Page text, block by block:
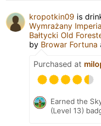
kropotkin09 is
Wymrażany
Bałtycki Old
by Browar Fortuna
Purchased at
Earned the
(Level 13)